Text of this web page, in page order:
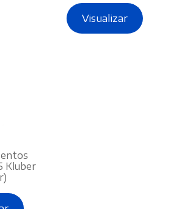
Visualizar
Kluber